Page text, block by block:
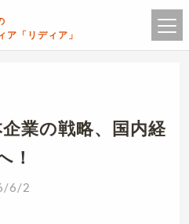
ア「リディア」
業の戦略、国内経
！
6/2